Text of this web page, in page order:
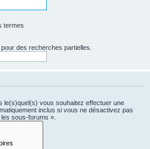
termes
des recherches partielles.
le(s)quel(s) vous souhaitez effectuer une
inclus si vous ne désactivez pas
sous-forums ».